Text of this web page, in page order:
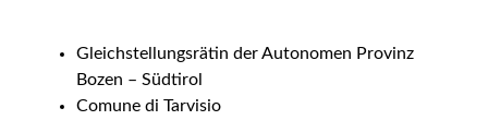
Gleichstellungsrätin der Autonomen Provinz
Bozen – Südtirol
Comune di Tarvisio